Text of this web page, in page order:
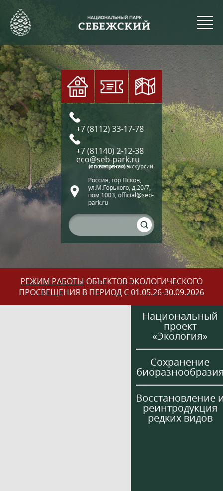
+7 (8112) 33-17-78
+7 (81140) 2-12-38
eco@seb-park.ru
(по вопросам экскурсий и посещения)
Россия, гор.Псков,
ул.М.Горького, д.20/7,
пом.1003, official@seb-
park.ru
РЕЖИМ РАБОТЫ ОБЪЕКТОВ ЭКОЛОГИЧЕСКОГО
ПРОСВЕЩЕНИЯ В ПЕРИОД С 01.05.26-30.09.2026
Национальный
проект
«Экология»
Сохранение
Восстановление
реинтродукция
редких видов